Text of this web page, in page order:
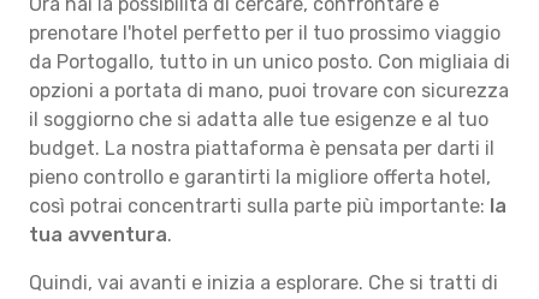
prenotare l'hotel perfetto per il tuo prossimo viaggio
da Portogallo, tutto in un unico posto. Con migliaia di
opzioni a portata di mano, puoi trovare con sicurezza
il soggiorno che si adatta alle tue esigenze e al tuo
budget. La nostra piattaforma è pensata per darti il
pieno controllo e garantirti la migliore offerta hotel,
così potrai concentrarti sulla parte più importante: la
tua avventura.
Quindi, vai avanti e inizia a esplorare. Che si tratti di